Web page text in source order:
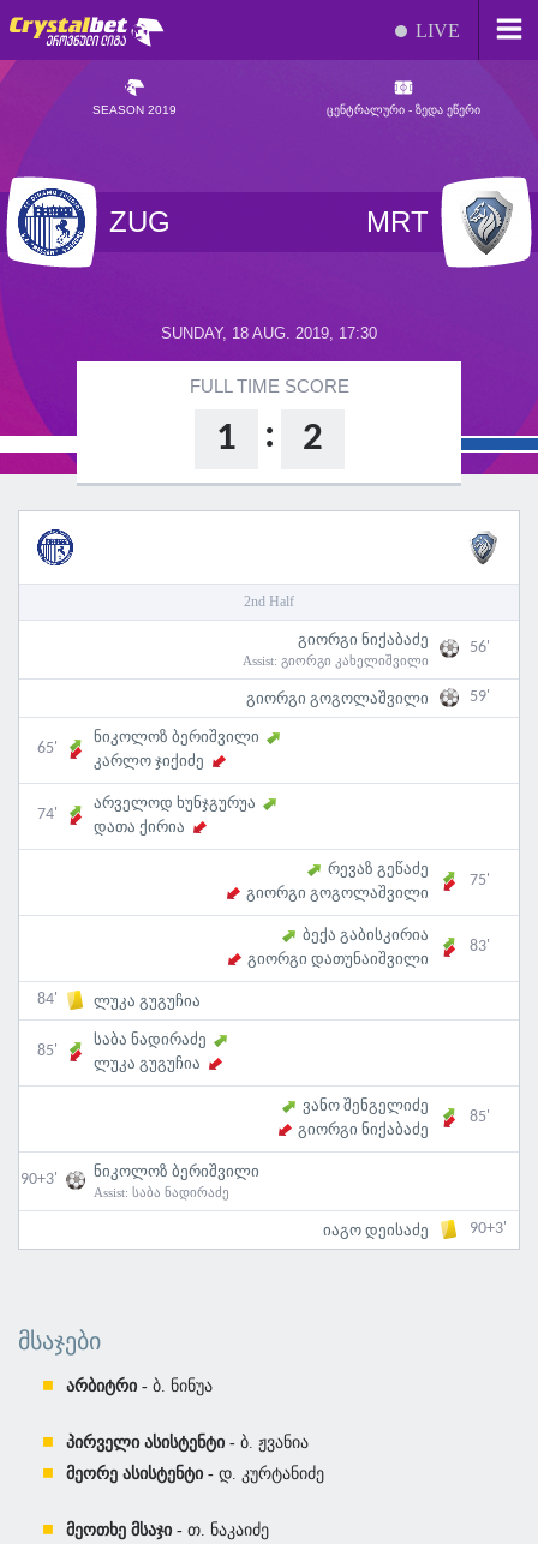
LIVE
SEASON 2019 ᲪᲔᲜᲢᲠᲐᲚᲣᲠᲘ - ᲖᲔᲓᲐ ᲔᲬᲔᲠᲘ
ZUG MRT
SUNDAY, 18 AUG. 2019, 17:30
FULL TIME SCORE
1 : 2
2nd Half
გიორგი ნიქაბაძე
Assist: გიორგი კახელიშვილი
56'
გიორგი გოგოლაშვილი 59'
65'
ნიკოლოზ ბერიშვილი
კარლო ჯიქიძე
74'
არველოდ ხუნჯგურუა
დათა ქირია
რევაზ გეწაძე
გიორგი გოგოლაშვილი
75'
ბექა გაბისკირია
გიორგი დათუნაიშვილი
83'
84' ლუკა გუგუჩია
85'
საბა ნადირაძე
ლუკა გუგუჩია
ვანო შენგელიძე
გიორგი ნიქაბაძე
85'
90+3' ნიკოლოზ ბერიშვილი
Assist: საბა ნადირაძე
იაგო დეისაძე 90+3'
ᲛᲡᲐᲯᲔᲑᲘ
არბიტრი - ბ. ნინუა
პირველი ასისტენტი - ბ. ჟვანია
მეორე ასისტენტი - დ. კურტანიძე
მეოთხე მსაჯი - თ. ნაკაიძე